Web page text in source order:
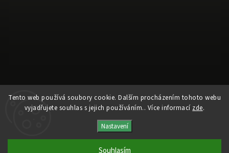
Tento web používá soubory cookie. Dalším procházením tohoto webu
vyjadřujete souhlas s jejich používáním.. Více informací zde.
Nastavení
Souhlasím